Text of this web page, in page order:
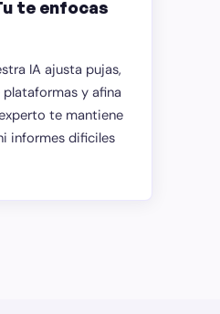
te enfocas
IA ajusta pujas,
y afina
te mantiene
informes dificiles